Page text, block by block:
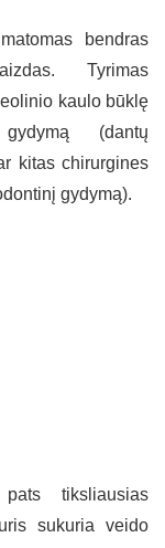
bendras
Tyrimas
kaulo būklę
(dantų
kitas chirurgines
gydymą).
tiksliausias
sukuria veido